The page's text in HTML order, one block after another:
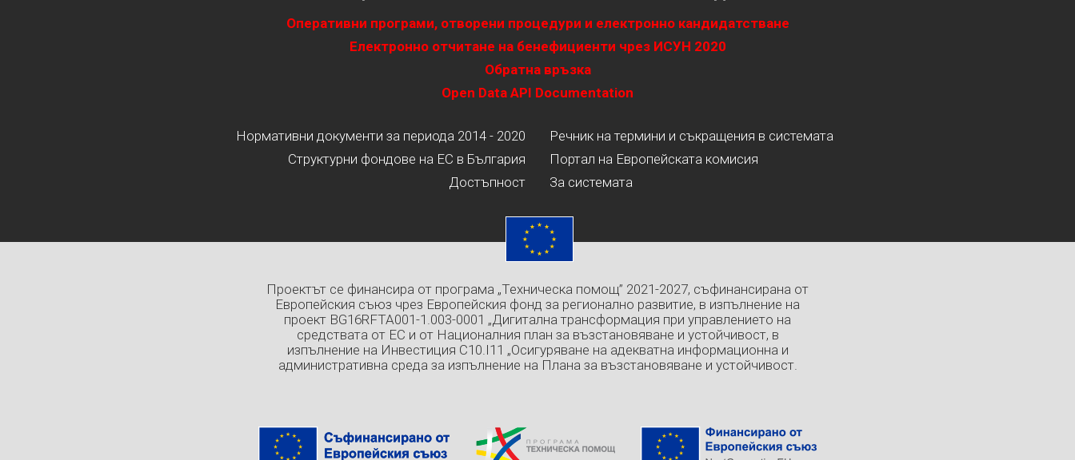
Оперативни програми, отворени процедури и електронно кандидатстване
Електронно отчитане на бенефициенти чрез ИСУН 2020
Обратна връзка
Open Data API Documentation
Нормативни документи за периода 2014 - 2020
Структурни фондове на ЕС в България
Достъпност
Речник на термини и съкращения в системата
Портал на Европейската комисия
За системата
Проектът се финансира от програма „Техническа помощ” 2021-2027, съфинансирана от
Европейския съюз чрез Европейския фонд за регионално развитие, в изпълнение на
проект BG16RFTA001-1.003-0001 „Дигитална трансформация при управлението на
средствата от ЕС и от Националния план за възстановяване и устойчивост, в
изпълнение на Инвестиция C10.I11 „Осигуряване на адекватна информационна и
административна среда за изпълнение на Плана за възстановяване и устойчивост.